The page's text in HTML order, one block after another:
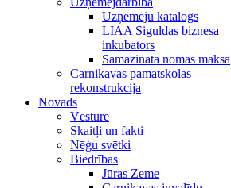
Uzņēmēju katalogs
LIAA Siguldas biznesa
inkubators
Samazināta nomas maksa
Carnikavas pamatskolas
rekonstrukcija
Novads
Vēsture
Skaitļi un fakti
Nēģu svētki
Biedrības
Jūras Zeme